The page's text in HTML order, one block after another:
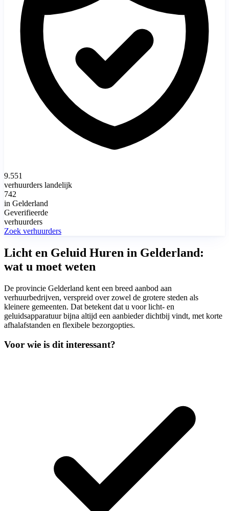
9.551
verhuurders landelijk
742
in Gelderland
Geverifieerde
verhuurders
Zoek verhuurders
Licht en Geluid Huren in Gelderland:
wat u moet weten
De provincie Gelderland kent een breed aanbod aan
verhuurbedrijven, verspreid over zowel de grotere steden als
kleinere gemeenten. Dat betekent dat u voor licht- en
geluidsapparatuur bijna altijd een aanbieder dichtbij vindt, met korte
afhalafstanden en flexibele bezorgopties.
Voor wie is dit interessant?